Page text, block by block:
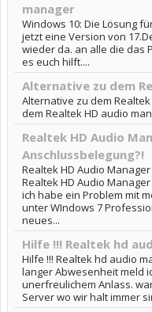
manager
Windows 10: Die Lösung
jetzt eine Version von
wieder da. an alle die das
es euch hilft....
Alternative zu dem
Alternative zu dem
dem Realtek HD audio
Realtek HD Audio
Anschlussbelegung?!
Realtek HD Audio
Realtek HD Audio
ich habe ein Problem mit
unter WIndows 7
neues...
Hilfe !!! Realtek hd
Hilfe !!! Realtek hd audio
langer Abwesenheit meld
unerfreulichem Anlass.
Server wo wir halt immer